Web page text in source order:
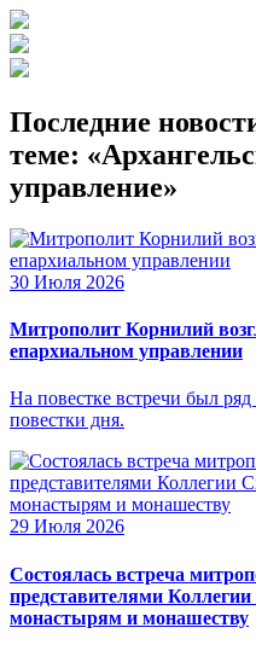
Последние
теме:
управление»
30 Июля 2026
Митрополит Корнилий
епархиальном управлении
На повестке встречи был
повестки дня.
29 Июля 2026
Состоялась встреча
представителями
монастырям и монашеству